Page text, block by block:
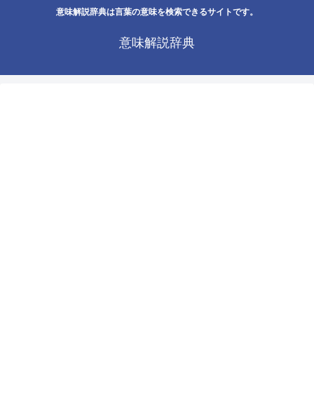
意味解説辞典は言葉の意味を検索できるサイトです。
意味解説辞典